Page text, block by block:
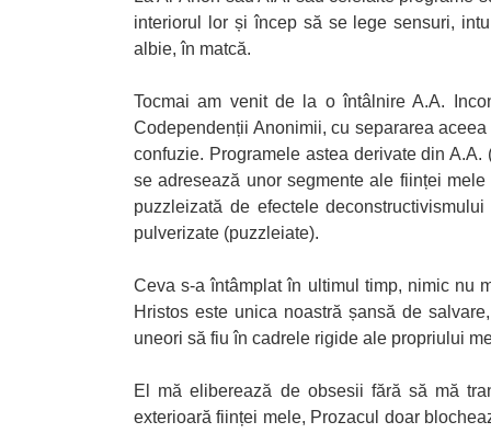
interiorul lor și încep să se lege sensuri,
albie, în matcă.
Tocmai am venit de la o întâlnire A.A.
Codependenții Anonimii, cu separarea
confuzie. Programele astea derivate din
se adresează unor segmente ale ființei
puzzleizată de efectele
pulverizate (puzzleiate).
Ceva s-a întâmplat în ultimul timp, nimic nu
Hristos este unica noastră șansă de
uneori să fiu în cadrele rigide ale propriului
El mă eliberează de obsesii fără să mă
exterioară ființei mele, Prozacul doar